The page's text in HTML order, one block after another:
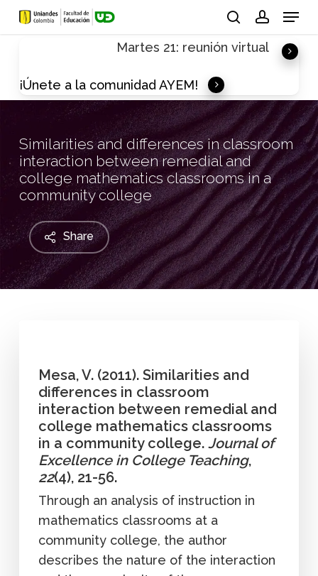
Skip
Menu
Martes 21: reunión virtual
¡Únete a la comunidad AYEM!
Similarities and differences in classroom
interaction between remedial and
college mathematics classrooms in a
community college
Share
Mesa, V. (2011). Similarities and
differences in classroom
interaction between remedial and
college mathematics classrooms
in a community college. Journal of
Excellence in College Teaching,
22(4), 21-56.
Through an analysis of instruction in
mathematics classrooms at a
community college, the author
describes the nature of the interaction